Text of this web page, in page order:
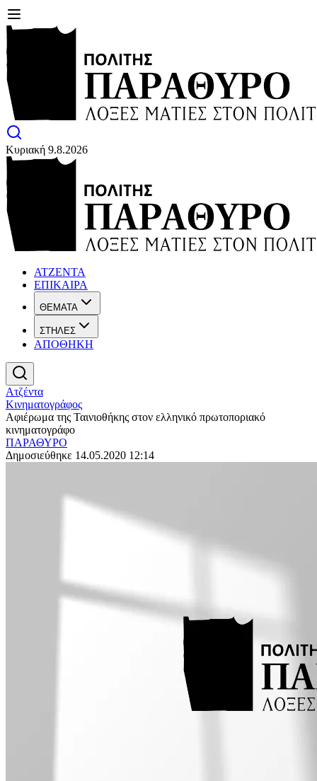
Κυριακή 9.8.2026
ΑΤΖΕΝΤΑ
ΕΠΙΚΑΙΡΑ
ΘΕΜΑΤΑ
ΣΤΗΛΕΣ
ΑΠΟΘΗΚΗ
Ατζέντα
Κινηματογράφος
Αφιέρωμα της Ταινιοθήκης στον ελληνικό πρωτοποριακό
κινηματογράφο
ΠΑΡΑΘΥΡΟ
Δημοσιεύθηκε 14.05.2020 12:14